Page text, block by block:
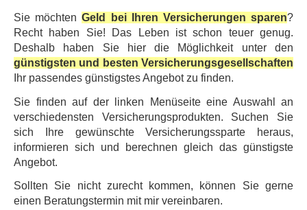
Sie möchtenGeld bei Ihren Versicherungen sparen?
Recht haben Sie! Das Leben ist schon teuer genug.
Deshalb haben Sie hier die Möglichkeit unter den
günstigsten und besten Versicherungsgesellschaften
Ihr passendes günstigstes Angebot zu finden.
Sie finden auf der linken Menüseite eine Auswahl an
verschiedensten Versicherungsprodukten. Suchen Sie
sich Ihre gewünschte Versicherungssparte heraus,
informieren sich und berechnen gleich das günstigste
Angebot.
Sollten Sie nicht zurecht kommen, können Sie gerne
einen Beratungstermin mit mir vereinbaren.